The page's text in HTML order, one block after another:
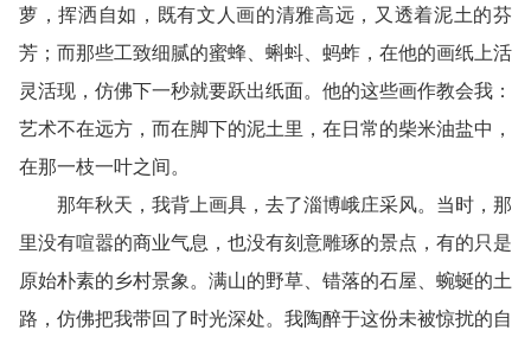
萝，挥洒自如，既有文人画的清雅高远，又透着泥土的芬
芳；而那些工致细腻的蜜蜂、蝌蚪、蚂蚱，在他的画纸上活
灵活现，仿佛下一秒就要跃出纸面。他的这些画作教会我：
艺术不在远方，而在脚下的泥土里，在日常的柴米油盐中，
在那一枝一叶之间。
那年秋天，我背上画具，去了淄博峨庄采风。当时，那
里没有喧嚣的商业气息，也没有刻意雕琢的景点，有的只是
原始朴素的乡村景象。满山的野草、错落的石屋、蜿蜒的土
路，仿佛把我带回了时光深处。我陶醉于这份未被惊扰的自